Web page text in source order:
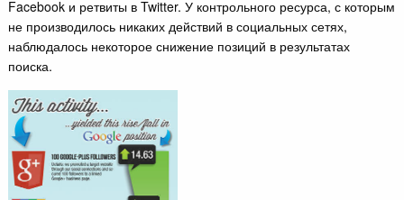
Facebook и ретвиты в Twitter. У контрольного ресурса, с которым
не производилось никаких действий в социальных сетях,
наблюдалось некоторое снижение позиций в результатах
поиска.